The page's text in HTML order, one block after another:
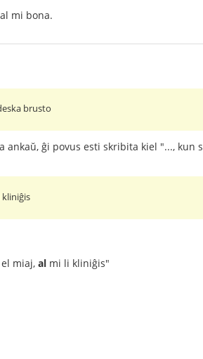
mi bona.
brusto
ankaŭ, ĝi povus esti skribita kiel "..., kun
kliniĝis
miaj, al mi li kliniĝis"